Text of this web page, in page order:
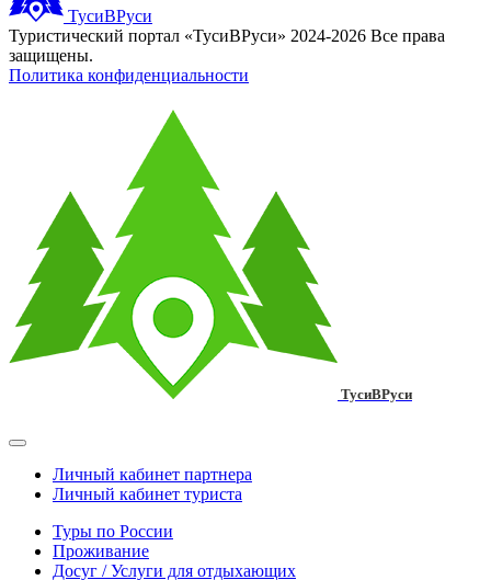
ТусиВРуси
Туристический портал «ТусиВРуси» 2024-2026 Все права
защищены.
Политика конфиденциальности
ТусиВРуси
Личный кабинет партнера
Личный кабинет туриста
Туры по России
Проживание
Досуг / Услуги для отдыхающих